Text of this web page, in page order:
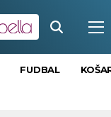
FUDBAL